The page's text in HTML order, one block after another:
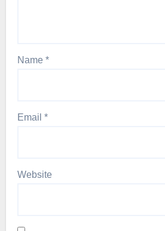
Name *
Email *
Website